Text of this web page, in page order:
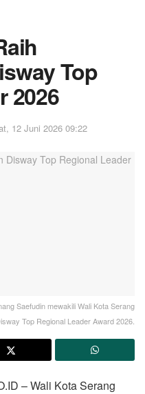
Top
2026
12 Juni 2026 09:22
Saefudin mewakili Wali Kota Serang
Top Regional Leader Award 2026.
– Wali Kota Serang